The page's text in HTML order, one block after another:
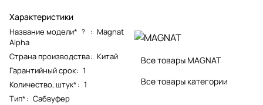
Характеристики
Название модели* ? : Magnat
Alpha
Страна производства: Китай
Гарантийный срок: 1
Количество, штук*: 1
Тип*: Сабвуфер
Все товары MAGNAT
Все товары категории